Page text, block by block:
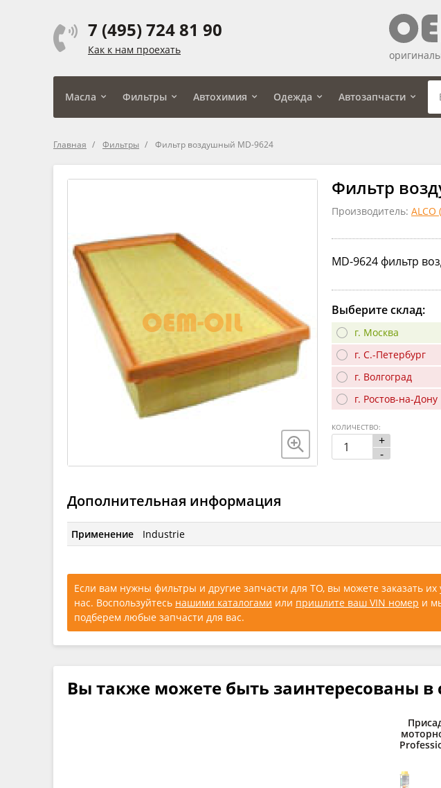
7 (495) 724 81 90
Как к нам проехать
Масла Фильтры Автохимия Одежда Автозапчасти
Главная Фильтры Фильтр воздушный MD-9624
Фильтр
Производитель: ALCO
MD-9624 фильтр
Выберите склад:
г. Москва
г. С.-Петербург
г. Волгоград
г. Ростов-на-Дону
+
-
КОЛИЧЕСТВО:
Дополнительная информация
Применение Industrie
Если вам нужны фильтры и другие запчасти для ТО, вы можете заказать их
нас. Воспользуйтесь нашими каталогами или пришлите ваш VIN номер и
подберем любые запчасти для вас.
Вы также можете быть заинтересованы